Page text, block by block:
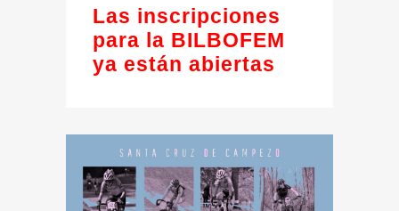
Las inscripciones
para la BILBOFEM
ya están abiertas